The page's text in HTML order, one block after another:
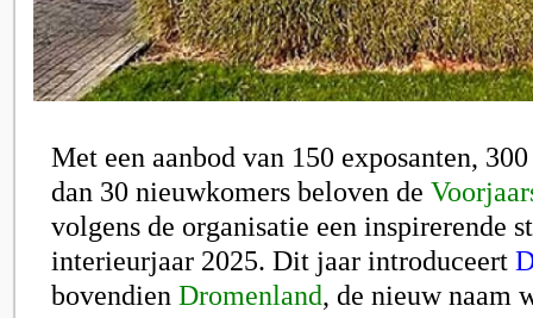
Met een aanbod van 150 exposanten,
dan 30 nieuwkomers beloven de
volgens de organisatie een inspirerende
interieurjaar 2025. Dit jaar introduceert
bovendien Dromenland, de nieuw naam